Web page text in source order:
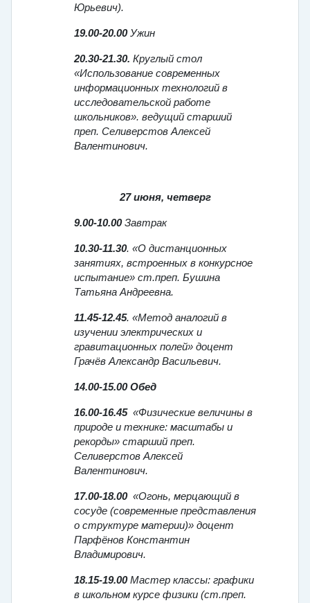
Юрьевич).
19.00-20.00Ужин
20.30-21.30. Круглый стол
«Использование современных
информационных технологий в
исследовательской работе
школьников». ведущий старший
преп. Селиверстов Алексей
Валентинович.
27 июня, четверг
9.00-10.00Завтрак
10.30-11.30. «О дистанционных
занятиях, встроенных в конкурсное
испытание» ст.преп. Бушина
Татьяна Андреевна.
11.45-12.45. «Метод аналогий в
изучении электрических и
гравитационных полей» доцент
Грачёв Александр Васильевич.
14.00-15.00 Обед
16.00-16.45«Физические величины в
природе и технике: масштабы и
рекорды» старший преп.
Селиверстов Алексей
Валентинович.
17.00-18.00 «Огонь, мерцающий в
сосуде (современные представления
о структуре материи)» доцент
Парфёнов Константин
Владимирович.
18.15-19.00Мастер классы: графики
в школьном курсе физики (ст.преп.